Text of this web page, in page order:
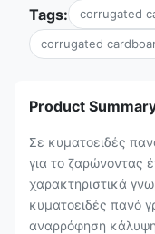
Tags: corrugated
corrugated
Product
Σε κυματοειδές
για το ζαρώνοντας
χαρακτηριστικά
κυματοειδές πανό
αναρρόφηση